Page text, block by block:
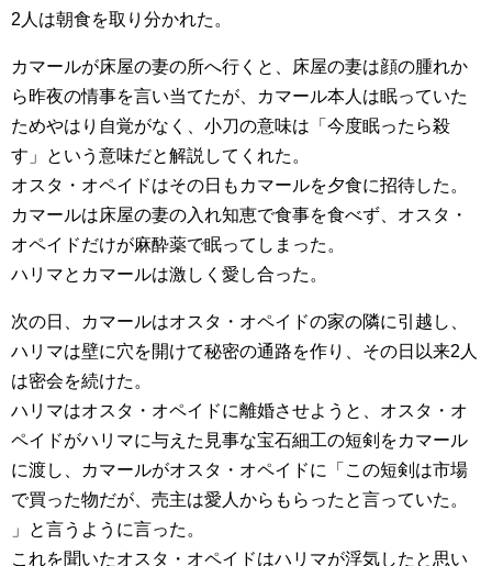
2人は朝食を取り分かれた。
カマールが床屋の妻の所へ行くと、床屋の妻は顔の腫れか
ら昨夜の情事を言い当てたが、カマール本人は眠っていた
ためやはり自覚がなく、小刀の意味は「今度眠ったら殺
す」という意味だと解説してくれた。
オスタ・オペイドはその日もカマールを夕食に招待した。
カマールは床屋の妻の入れ知恵で食事を食べず、オスタ・
オペイドだけが麻酔薬で眠ってしまった。
ハリマとカマールは激しく愛し合った。
次の日、カマールはオスタ・オペイドの家の隣に引越し、
ハリマは壁に穴を開けて秘密の通路を作り、その日以来2人
は密会を続けた。
ハリマはオスタ・オペイドに離婚させようと、オスタ・オ
ペイドがハリマに与えた見事な宝石細工の短剣をカマール
に渡し、カマールがオスタ・オペイドに「この短剣は市場
で買った物だが、売主は愛人からもらったと言っていた。
」と言うように言った。
これを聞いたオスタ・オペイドはハリマが浮気したと思い